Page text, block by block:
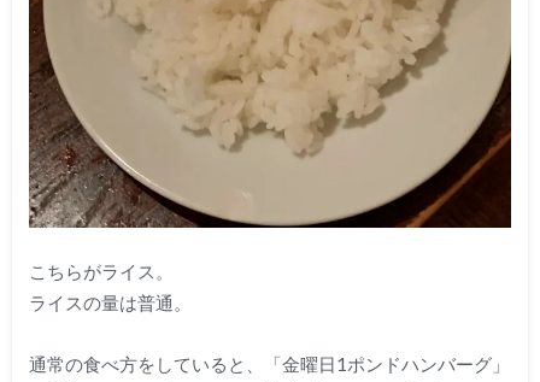
こちらがライス。
ライスの量は普通。
通常の食べ方をしていると、「金曜日1ポンドハンバーグ」